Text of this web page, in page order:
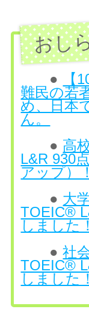
●
【
難民の若
め、日本
ん。
● 高
L&R 930
アップ）
● 大
TOEIC®
しました
●社
TOEIC®
しました